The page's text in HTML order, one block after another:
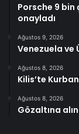
Porsche 9 bin
onayladı
Ağustos 9, 2026
Venezuela ve
Ağustos 8, 2026
Kilis’te
Ağustos 8, 2026
Gözaltına